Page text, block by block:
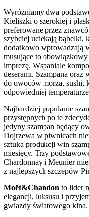
Wyróżniamy dwa
Kieliszki o szerokiej i
preferowane przez
szybciej uciekają bąbelki,
dodatkowo wprowadzają
musujące to
imprezę. Wspaniale
deserami. Szampana oraz
do owoców morza, sushi,
odpowiedniej
Najbardziej popularne
przystępnych po te
jedyny szampan będący
Dojrzewa w piwnicach
sztuka produkcji win
miesięcy. Trzy
Chardonnay i Meunier
z najlepszych szczepów
Moët&Chandon to lider
elegancji, luksusu i
gwiazdy światowego